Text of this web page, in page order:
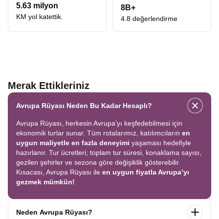
aklınızda buna ne kadar ödeyeceğim sorusu değil, sadece o anın
büyüsü olsun istiyoruz. Kaliteyi ulaşılabilir kılmak, bizim için bir
prensip meselesidir.
Uygun Fiyatlı İspanya Turu
ve Bilim Şehri’nin fütüristik yapısını ve Toledo’nun orta çağ
atmosferini tek bir rotada, yorucu olmayan bir akışla
sunabilmektir.
listesi oldukça fazladır.
Bu tur, zamanı ve nakdi en verimli şekilde kullanmanızı sağlar.
Bireysel olarak organize etmeye kalktığınızda karşılaşacağınız
lojistik zorlukları ve yüksek maliyetleri elimine ediyoruz.
Profesyonel rehberlerimiz eşliğinde, Endülüs’ün labirent
sokaklarında kaybolmadan, her dakikasını dolu dolu
geçireceğiniz,en uygun İspanya turlarıile bütçe dostu ama
deneyim zengini bir program hazırladık.
Ekonomik İspanya Turları
Ekonomi, sadece düşük fiyat demek değildir. Paranızın karşılığını
tam anlamıyla alabilmektir. PiyasadaEkonomik İspanya Turları
adı altında sunulan pek çok programda, ekstra tur adı altında gizli
maliyetlerle karşılaşabilirsiniz. Avrupa Rüyası olarak farkımız,
5.63 milyon
KM yol katettik.
8B+
4.8 değerlendirme
Merak Ettikleriniz
Avrupa Rüyası Neden Bu Kadar Hesaplı?
Avrupa Rüyası, herkesin Avrupa’yı keşfedebilmesi için
ekonomik turlar sunar. Tüm rotalarımız, katılımcıların en
uygun maliyetle en fazla deneyimi yaşaması hedefiyle
hazırlanır. Tur ücretleri; toplam tur süresi, konaklama sayısı,
gezilen şehirler ve sezona göre değişiklik gösterebilir.
Kısacası, Avrupa Rüyası ile en uygun fiyatla Avrupa’yı
gezmek mümkün!
Neden Avrupa Rüyası?